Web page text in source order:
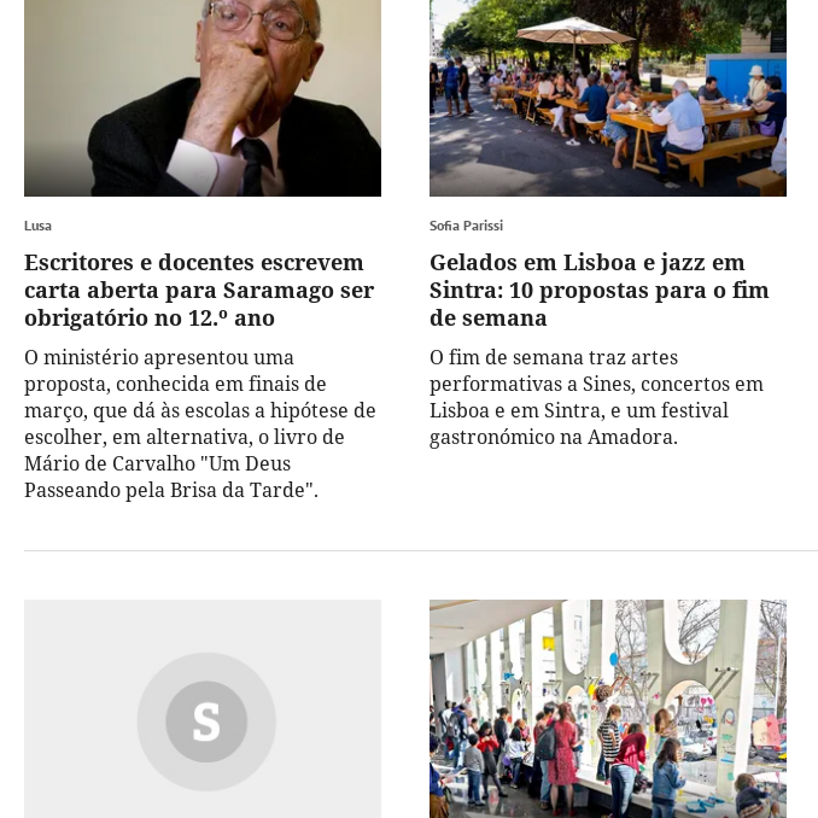
Lusa
Escritores e docentes escrevem
carta aberta para Saramago ser
obrigatório no 12.º ano
O ministério apresentou uma
proposta, conhecida em finais de
março, que dá às escolas a hipótese de
escolher, em alternativa, o livro de
Mário de Carvalho "Um Deus
Passeando pela Brisa da Tarde".
Sofia Parissi
Gelados em Lisboa e jazz em
Sintra: 10 propostas para o fim
de semana
O fim de semana traz artes
performativas a Sines, concertos em
Lisboa e em Sintra, e um festival
gastronómico na Amadora.